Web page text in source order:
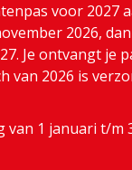
voor 2027
2026,
Je ontvangt je
van 2026 is
van 1 januari t/m